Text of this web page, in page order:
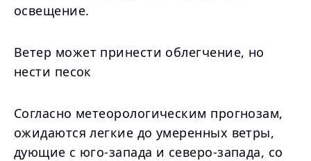
освещение.
Ветер может принести облегчение, но
нести песок
Согласно метеорологическим прогнозам,
ожидаются легкие до умеренных ветры,
дующие с юго-запада и северо-запада, со